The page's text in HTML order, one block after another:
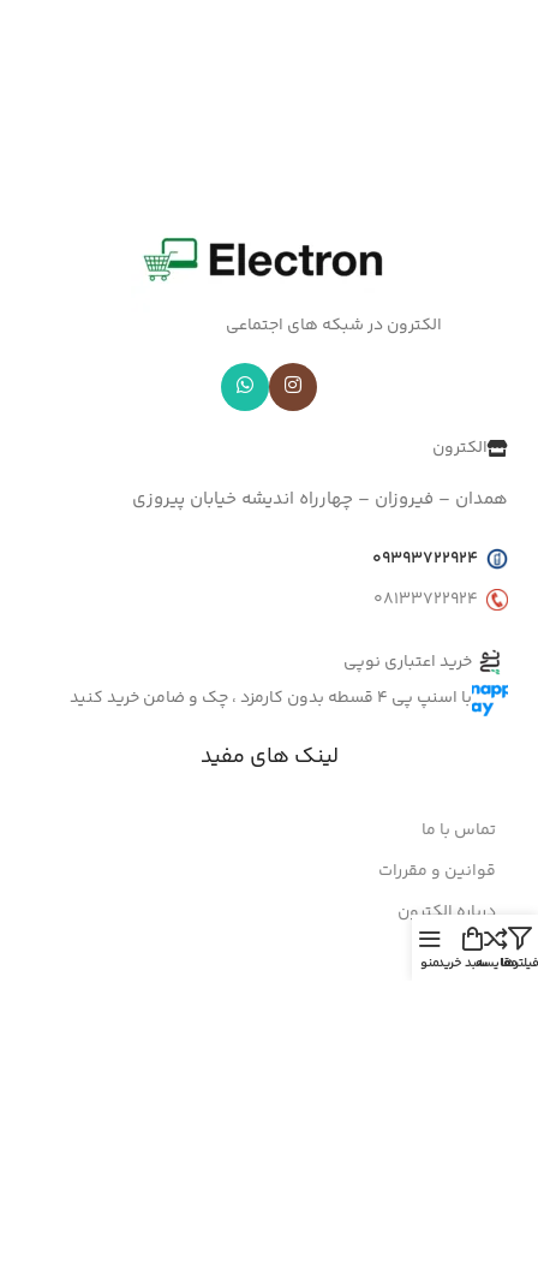
الکترون در شبکه های اجتماعی
الکترون
همدان – فیروزان – چهارراه اندیشه خیابان پیروزی
09393722924
08133722924
خرید اعتباری نوپی
با اسنپ پی 4 قسطه بدون کارمزد ، چک و ضامن خرید کنید
لینک های مفید
تماس با ما
قوانین و مقررات
درباره الکترون
فیلترهامقایسهسبد خریدمنو